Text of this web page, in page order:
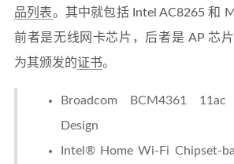
品列表。其中就包括 Intel AC8265 和
前者是无线网卡芯片，后者是 AP 芯
为其颁发的证书。
Broadcom BCM4361 11ac
Design
Intel® Home Wi-Fi Chipset-